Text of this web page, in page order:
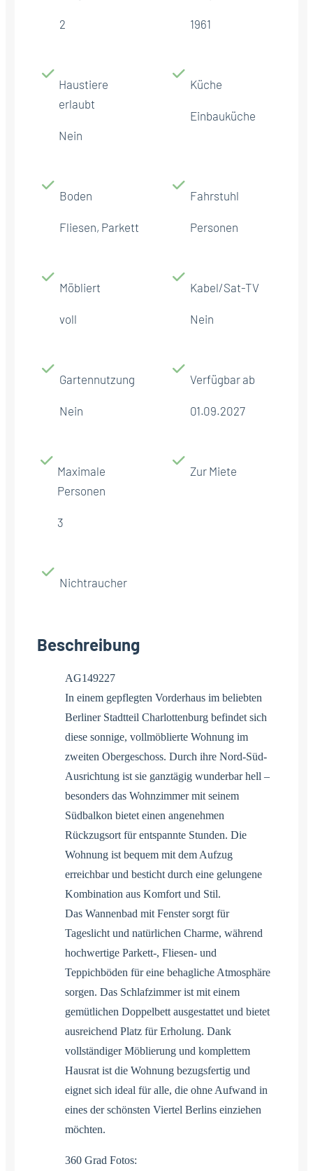
2 1961
Haustiere
erlaubt
Nein
Küche
Einbauküche
Boden
Fliesen, Parkett
Fahrstuhl
Personen
Möbliert
voll
Kabel/Sat-TV
Nein
Gartennutzung
Nein
Verfügbar ab
01.09.2027
Maximale
Personen
3
Zur Miete
Nichtraucher
Beschreibung
AG149227
In einem gepflegten Vorderhaus im beliebten
Berliner Stadtteil Charlottenburg befindet sich
diese sonnige, vollmöblierte Wohnung im
zweiten Obergeschoss. Durch ihre Nord-Süd-
Ausrichtung ist sie ganztägig wunderbar hell –
besonders das Wohnzimmer mit seinem
Südbalkon bietet einen angenehmen
Rückzugsort für entspannte Stunden. Die
Wohnung ist bequem mit dem Aufzug
erreichbar und besticht durch eine gelungene
Kombination aus Komfort und Stil.
Das Wannenbad mit Fenster sorgt für
Tageslicht und natürlichen Charme, während
hochwertige Parkett-, Fliesen- und
Teppichböden für eine behagliche Atmosphäre
sorgen. Das Schlafzimmer ist mit einem
gemütlichen Doppelbett ausgestattet und bietet
ausreichend Platz für Erholung. Dank
vollständiger Möblierung und komplettem
Hausrat ist die Wohnung bezugsfertig und
eignet sich ideal für alle, die ohne Aufwand in
eines der schönsten Viertel Berlins einziehen
möchten.
360 Grad Fotos: